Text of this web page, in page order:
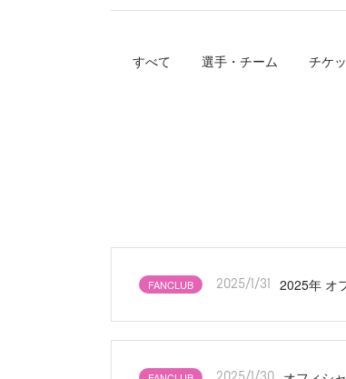
すべて 選手・チーム チケ
FANCLUB 2025/1/31 2025年 オ